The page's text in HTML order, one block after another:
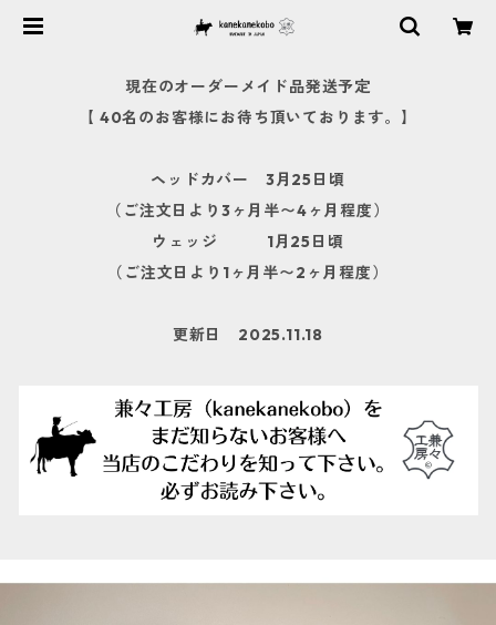
現在のオーダーメイド品発送予定
【 40名のお客様にお待ち頂いております。】
ヘッドカバー 3月25日頃
（ご注文日より3ヶ月半〜4ヶ月程度）
ウェッジ 1月25日頃
（ご注文日より1ヶ月半〜2ヶ月程度）
更新日 2025.11.18